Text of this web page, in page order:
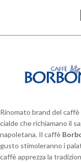
Rinomato brand del caffè
cialde che richiamano il
napoletana. Il caffè
gusto stimoleranno i
caffè apprezza la